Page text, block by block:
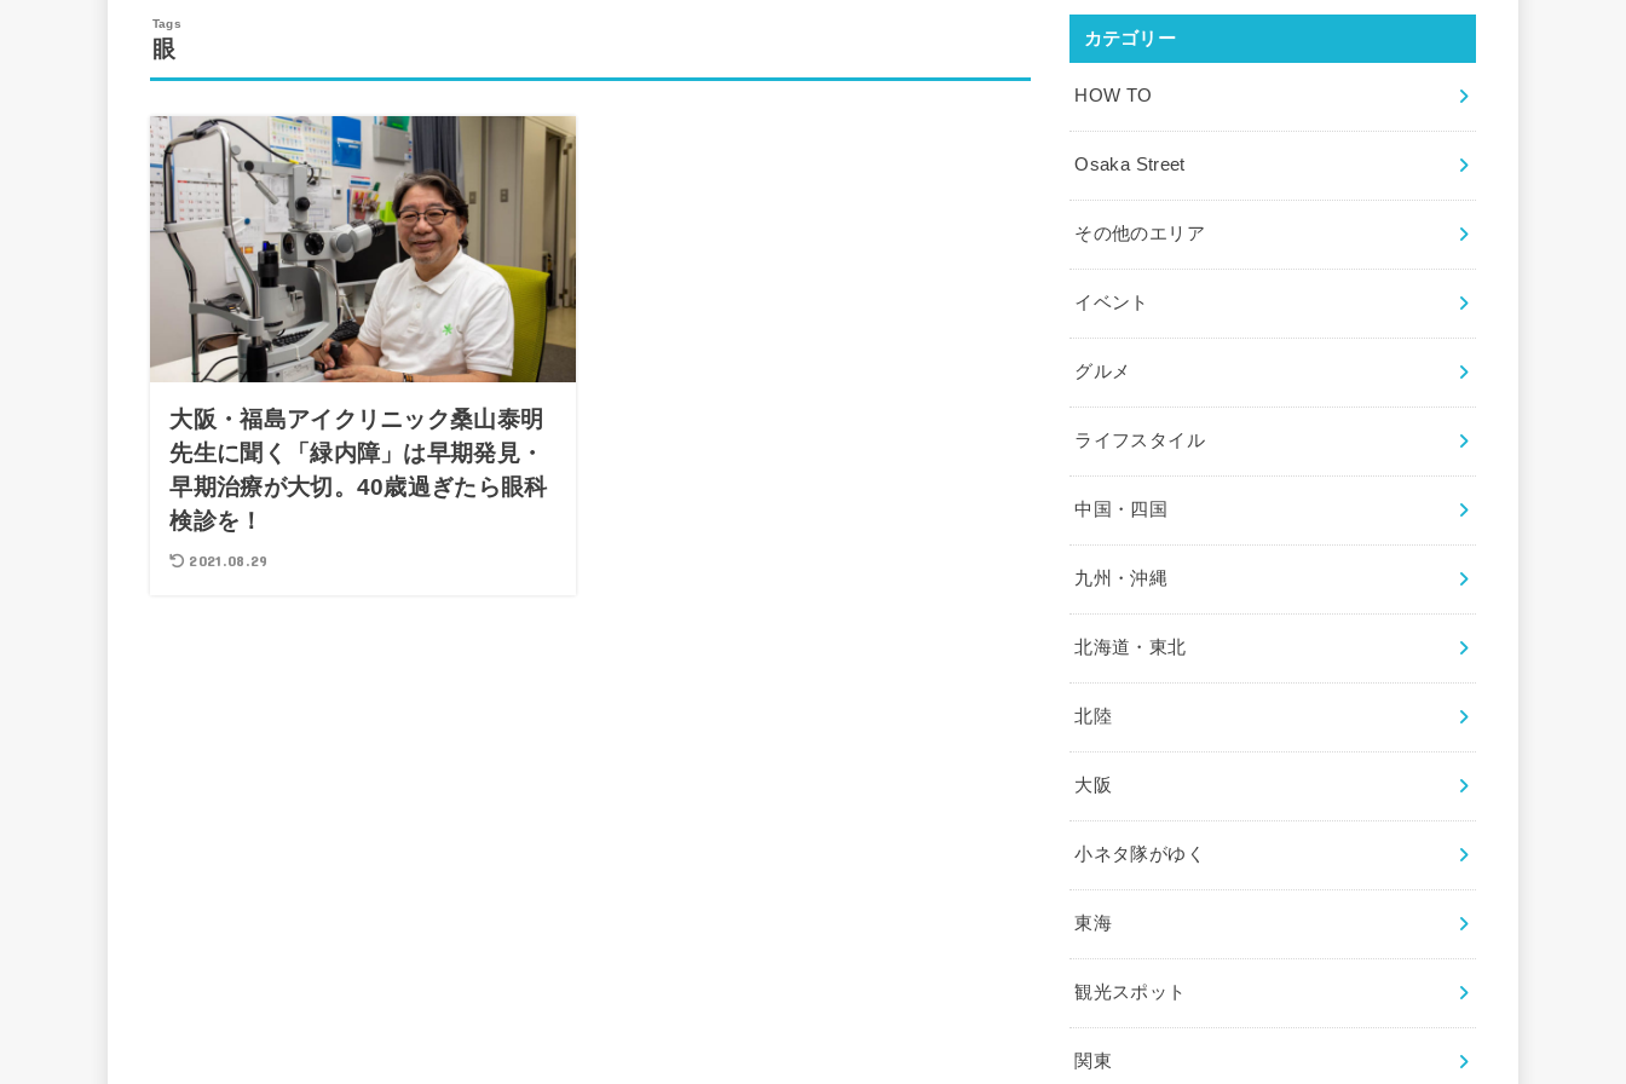
眼
大阪・福島アイクリニック桑山泰明
先生に聞く「緑内障」は早期発見・
早期治療が大切。40歳過ぎたら眼科
検診を！
2021.08.29
カテゴリー
HOW TO
Osaka Street
その他のエリア
イベント
グルメ
ライフスタイル
中国・四国
九州・沖縄
北海道・東北
北陸
大阪
小ネタ隊がゆく
東海
観光スポット
関東